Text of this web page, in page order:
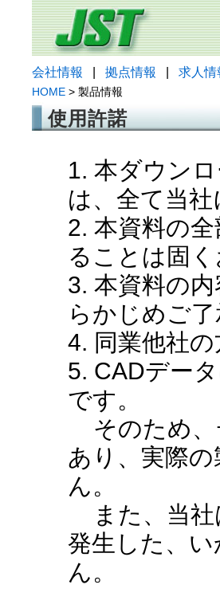
会社情報 拠点情報 求人情
HOME > 製品情報
使用許諾
1. 本ダウン
は、全て当
2. 本資料の
ることは固
3. 本資料の
らかじめご
4. 同業他社
5. CADデー
です。
そのため、
あり、実際
ん。
また、当社
発生した、
ん。